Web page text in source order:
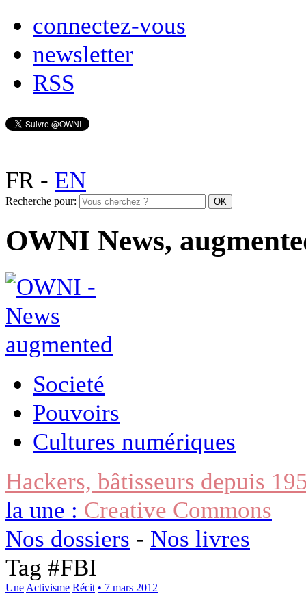
connectez-vous
newsletter
RSS
FR- EN
Recherche pour:
OWNI News,
Societé
Pouvoirs
Cultures numériques
Hackers, bâtisseurs depuis
la une : Creative Commons
Nos dossiers - Nos livres
Tag #FBI
Une Activisme Récit • 7 mars 2012